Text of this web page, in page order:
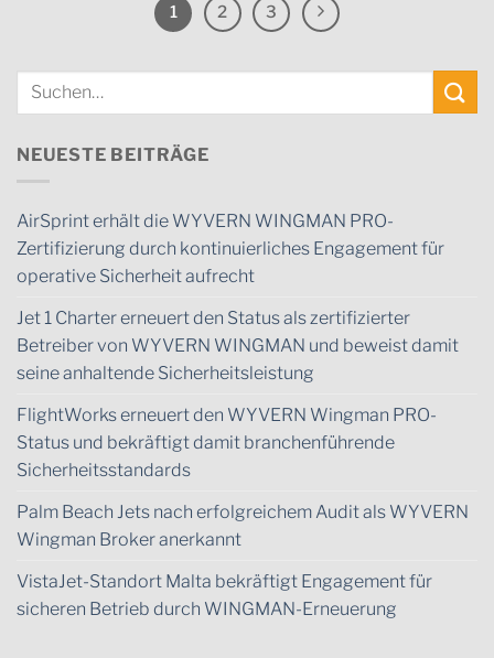
1 2 3
NEUESTE BEITRÄGE
AirSprint erhält die WYVERN WINGMAN PRO-
Zertifizierung durch kontinuierliches Engagement für
operative Sicherheit aufrecht
Jet 1 Charter erneuert den Status als zertifizierter
Betreiber von WYVERN WINGMAN und beweist damit
seine anhaltende Sicherheitsleistung
FlightWorks erneuert den WYVERN Wingman PRO-
Status und bekräftigt damit branchenführende
Sicherheitsstandards
Palm Beach Jets nach erfolgreichem Audit als WYVERN
Wingman Broker anerkannt
VistaJet-Standort Malta bekräftigt Engagement für
sicheren Betrieb durch WINGMAN-Erneuerung